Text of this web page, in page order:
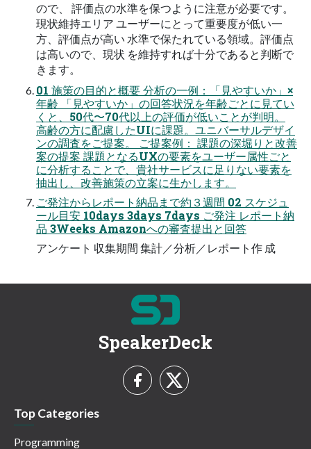
ので、 評価点の水準を保つように注意が必要です。
現状維持エリア ユーザーにとって重要度が低い一
方、評価点が高い 水準で保たれている領域。評価点
は高いので、現状 を維持すれば十分であると判断で
きます。
01 施策の目的と概要 分析の一例：「見やすいか」×
年齢 「見やすいか」の回答状況を年齢ごとに見てい
くと、50代〜70代以上の評価が低いことが判明。
高齢の方に配慮したUIに課題。ユニバーサルデザイ
ンの調査をご提案。 ご提案例： 課題の深堀りと改善
案の提案 課題となるUXの要素をユーザー属性ごと
に分析することで、貴社サービスに足りない要素を
抽出し、改善施策の立案に生かします。
ご発注からレポート納品まで約３週間 02 スケジュ
ール目安 10days 3days 7days ご発注 レポート納
品 3Weeks Amazonへの審査提出と回答
アンケート 収集期間 集計／分析／レポート作 成
SpeakerDeck
Top Categories
Programming